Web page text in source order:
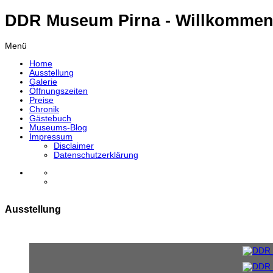
DDR Museum Pirna -
Menü
Home
Ausstellung
Galerie
Öffnungszeiten
Preise
Chronik
Gästebuch
Museums-Blog
Impressum
Disclaimer
Datenschutzerklärung
Ausstellung